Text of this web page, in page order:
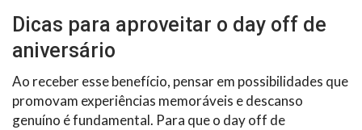
Dicas para aproveitar o day off de
aniversário
Ao receber esse benefício, pensar em possibilidades que
promovam experiências memoráveis e descanso
genuíno é fundamental. Para que o day off de